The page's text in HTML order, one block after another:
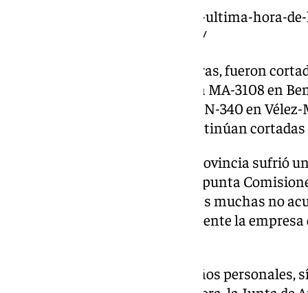
https://www.101tv.es/directo-y-ultima-hora-
activa-alerta-roja-por-lluvias-2/
En lo que respecta a las carreteras, fueron
Málaga, la A-7205 en Arenas y la MA-3108 en
reabiertas al tráfico. Además, la N-340 en
y Torrox y la A-7278 en Teba continúan
La actividad económica en la provincia sufrió
reducida a un 30 o 40%, según apunta
optaron por el teletrabajo y otras muchas no
que en otros casos fue directamente la
Aunque no han trascendido daños personales,